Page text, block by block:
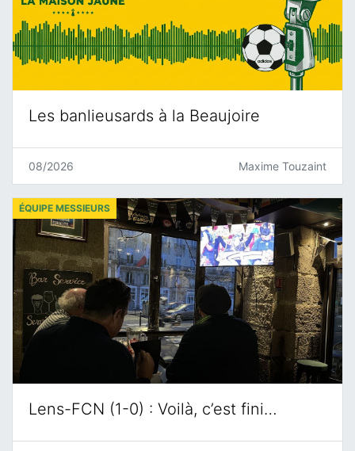
Les banlieusards à la Beaujoire
08/2026 Maxime Touzaint
Lens-FCN (1-0) : Voilà, c’est fini…
ÉQUIPE MESSIEURS